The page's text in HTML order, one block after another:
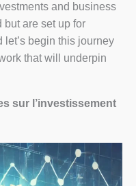
and business
but are set up for
let’s begin this journey
that will underpin
sur l’investissement